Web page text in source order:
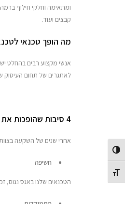
Toggle High Contrast
Toggle Font size
ומתאימה וחלקי חילוף
קבצים ועוד.
מה הופך טכנאי
אנשי מקצוע רבים בהחלט
לאתגרים של תחום העיסוק
4 סיבות שהופכות את טכנאי מק של אגס נגוס לטכנאים מעולים
אחרי שנים של השקעה
חשיפה
הטכנאים שלנו באגס נגוס,